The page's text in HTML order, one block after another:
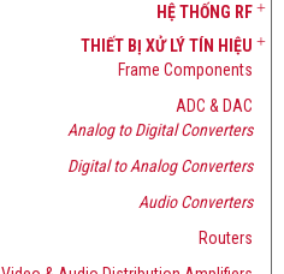
HỆ THỐNG RF
THIẾT BỊ XỬ LÝ TÍN HIỆU
Frame Components
ADC & DAC
Analog to Digital Converters
Digital to Analog Converters
Audio Converters
Routers